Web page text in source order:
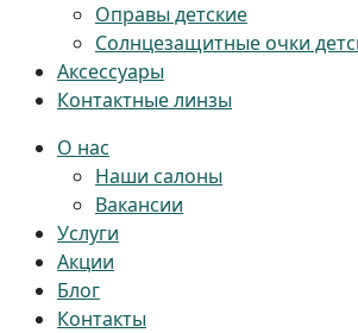
Оправы детские
Солнцезащитные очки
Аксессуары
Контактные линзы
О нас
Наши салоны
Вакансии
Услуги
Акции
Блог
Контакты